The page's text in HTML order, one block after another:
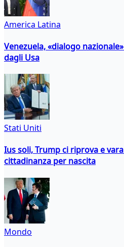
America Latina
Venezuela, «dialogo
dagli Usa
Stati Uniti
Ius soli, Trump ci riprova e
cittadinanza per nascita
Mondo